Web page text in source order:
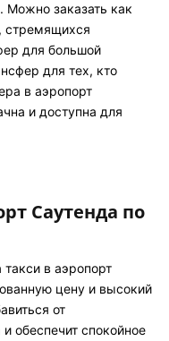
Можно заказать как
стремящихся
для большой
для тех, кто
в аэропорт
и доступна для
Саутенда по
в аэропорт
цену и высокий
от
обеспечит спокойное